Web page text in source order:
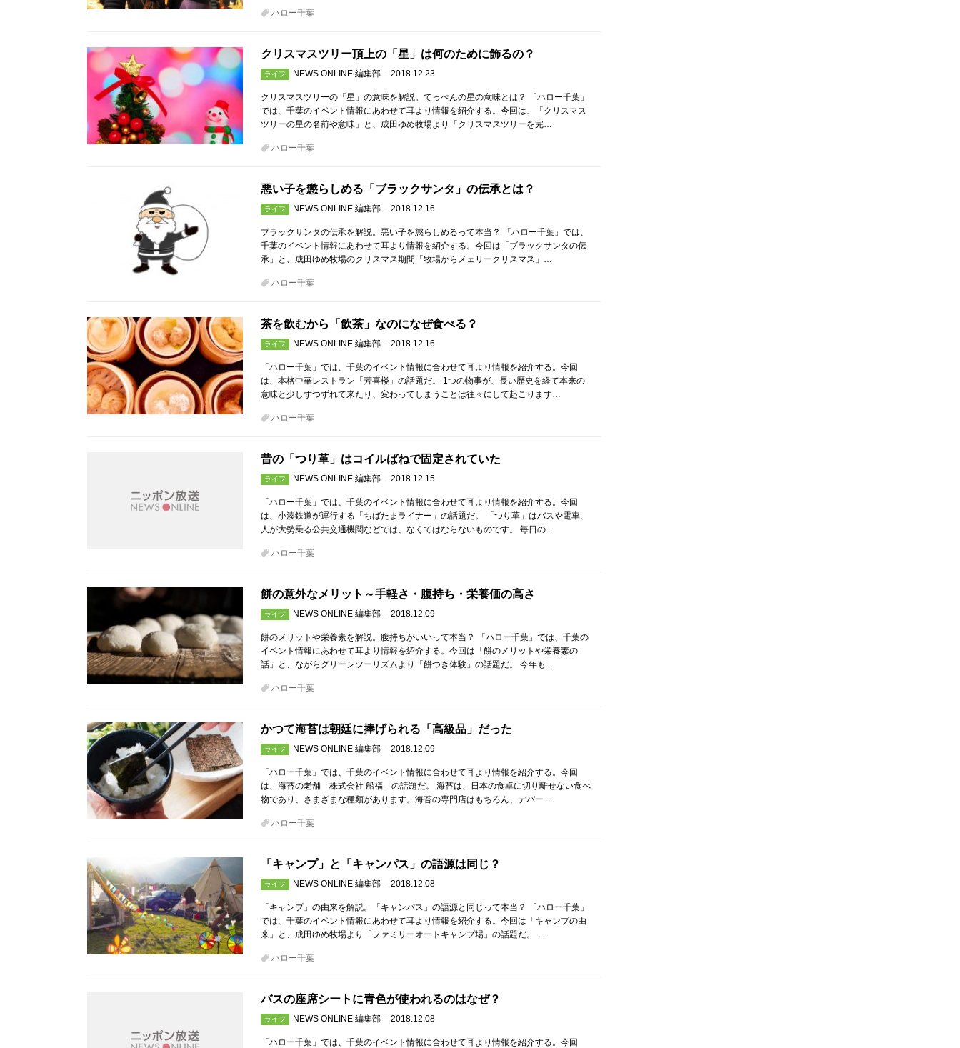
ハロー千葉
クリスマスツリー頂上の「星」は何のために飾るの？
ライフ NEWS ONLINE 編集部 2018.12.23
クリスマスツリーの「星」の意味を解説。てっぺんの星の意味とは？ 「ハロー千葉」
では、千葉のイベント情報にあわせて耳より情報を紹介する。今回は、「クリスマス
ツリーの星の名前や意味」と、成田ゆめ牧場より「クリスマスツリーを完…
ハロー千葉
悪い子を懲らしめる「ブラックサンタ」の伝承とは？
ライフ NEWS ONLINE 編集部 2018.12.16
ブラックサンタの伝承を解説。悪い子を懲らしめるって本当？ 「ハロー千葉」では、
千葉のイベント情報にあわせて耳より情報を紹介する。今回は「ブラックサンタの伝
承」と、成田ゆめ牧場のクリスマス期間「牧場からメェリークリスマス」…
ハロー千葉
茶を飲むから「飲茶」なのになぜ食べる？
ライフ NEWS ONLINE 編集部 2018.12.16
「ハロー千葉」では、千葉のイベント情報に合わせて耳より情報を紹介する。今回
は、本格中華レストラン「芳喜楼」の話題だ。 1つの物事が、長い歴史を経て本来の
意味と少しずつずれて来たり、変わってしまうことは往々にして起こります…
ハロー千葉
昔の「つり革」はコイルばねで固定されていた
ライフ NEWS ONLINE 編集部 2018.12.15
「ハロー千葉」では、千葉のイベント情報に合わせて耳より情報を紹介する。今回
は、小湊鉄道が運行する「ちばたまライナー」の話題だ。 「つり革」はバスや電車、
人が大勢乗る公共交通機関などでは、なくてはならないものです。 毎日の…
ハロー千葉
餅の意外なメリット～手軽さ・腹持ち・栄養価の高さ
ライフ NEWS ONLINE 編集部 2018.12.09
餅のメリットや栄養素を解説。腹持ちがいいって本当？ 「ハロー千葉」では、千葉の
イベント情報にあわせて耳より情報を紹介する。今回は「餅のメリットや栄養素の
話」と、ながらグリーンツーリズムより「餅つき体験」の話題だ。 今年も…
ハロー千葉
かつて海苔は朝廷に捧げられる「高級品」だった
ライフ NEWS ONLINE 編集部 2018.12.09
「ハロー千葉」では、千葉のイベント情報に合わせて耳より情報を紹介する。今回
は、海苔の老舗「株式会社 船福」の話題だ。 海苔は、日本の食卓に切り離せない食べ
物であり、さまざまな種類があります。海苔の専門店はもちろん、デパー…
ハロー千葉
「キャンプ」と「キャンパス」の語源は同じ？
ライフ NEWS ONLINE 編集部 2018.12.08
「キャンプ」の由来を解説。「キャンパス」の語源と同じって本当？ 「ハロー千葉」
では、千葉のイベント情報にあわせて耳より情報を紹介する。今回は「キャンプの由
来」と、成田ゆめ牧場より「ファミリーオートキャンプ場」の話題だ。 …
ハロー千葉
バスの座席シートに青色が使われるのはなぜ？
ライフ NEWS ONLINE 編集部 2018.12.08
「ハロー千葉」では、千葉のイベント情報に合わせて耳より情報を紹介する。今回